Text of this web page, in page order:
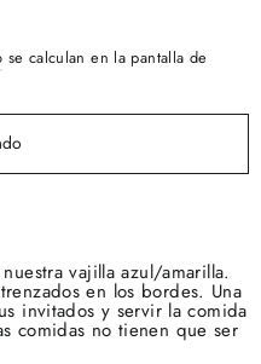
se calculan en la pantalla de
vajilla azul/amarilla.
en los bordes. Una
invitados y servir la comida
comidas no tienen que ser